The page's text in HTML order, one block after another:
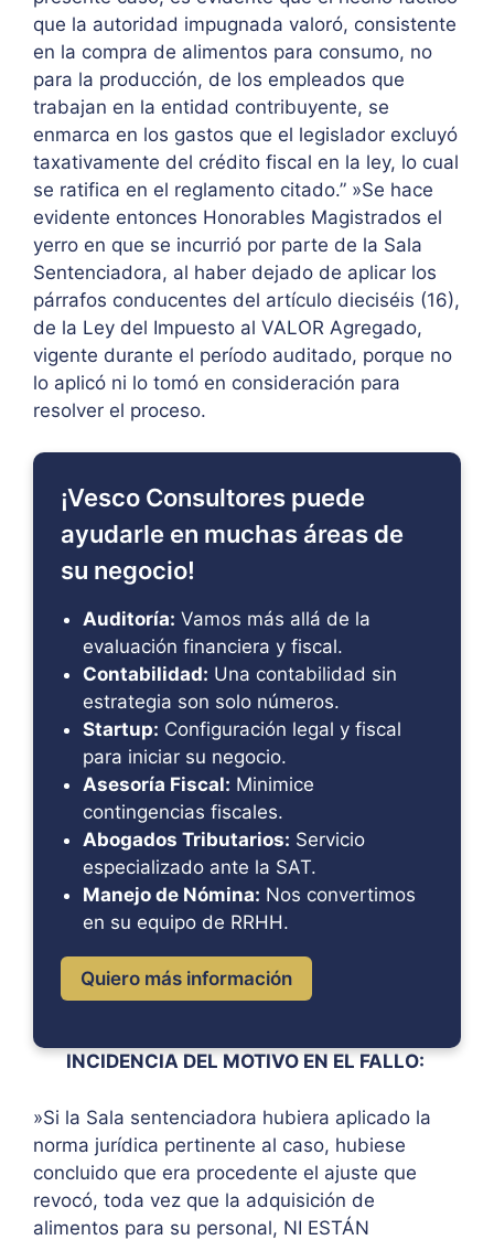
que la autoridad impugnada valoró, consistente
en la compra de alimentos para consumo, no
para la producción, de los empleados que
trabajan en la entidad contribuyente, se
enmarca en los gastos que el legislador excluyó
taxativamente del crédito fiscal en la ley, lo cual
se ratifica en el reglamento citado.” »Se hace
evidente entonces Honorables Magistrados el
yerro en que se incurrió por parte de la Sala
Sentenciadora, al haber dejado de aplicar los
párrafos conducentes del artículo dieciséis (16),
de la Ley del Impuesto al VALOR Agregado,
vigente durante el período auditado, porque no
lo aplicó ni lo tomó en consideración para
resolver el proceso.
¡Vesco Consultores puede
ayudarle en muchas áreas de
su negocio!
Auditoría: Vamos más allá de la
evaluación financiera y fiscal.
Contabilidad: Una contabilidad sin
estrategia son solo números.
Startup: Configuración legal y fiscal
para iniciar su negocio.
Asesoría Fiscal: Minimice
contingencias fiscales.
Abogados Tributarios: Servicio
especializado ante la SAT.
Manejo de Nómina: Nos convertimos
en su equipo de RRHH.
Quiero más información
INCIDENCIA DEL MOTIVO EN EL FALLO:
»Si la Sala sentenciadora hubiera aplicado la
norma jurídica pertinente al caso, hubiese
concluido que era procedente el ajuste que
revocó, toda vez que la adquisición de
alimentos para su personal, NI ESTÁN